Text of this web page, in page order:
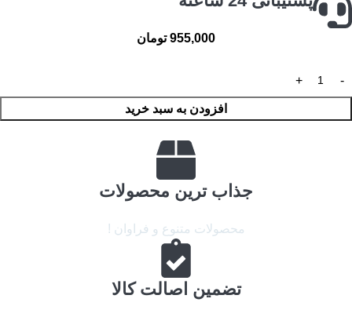
955,000 تومان
افزودن به سبد خرید
جذاب ترین محصولات
محصولات متنوع و فراوان !
تضمین اصالت کالا